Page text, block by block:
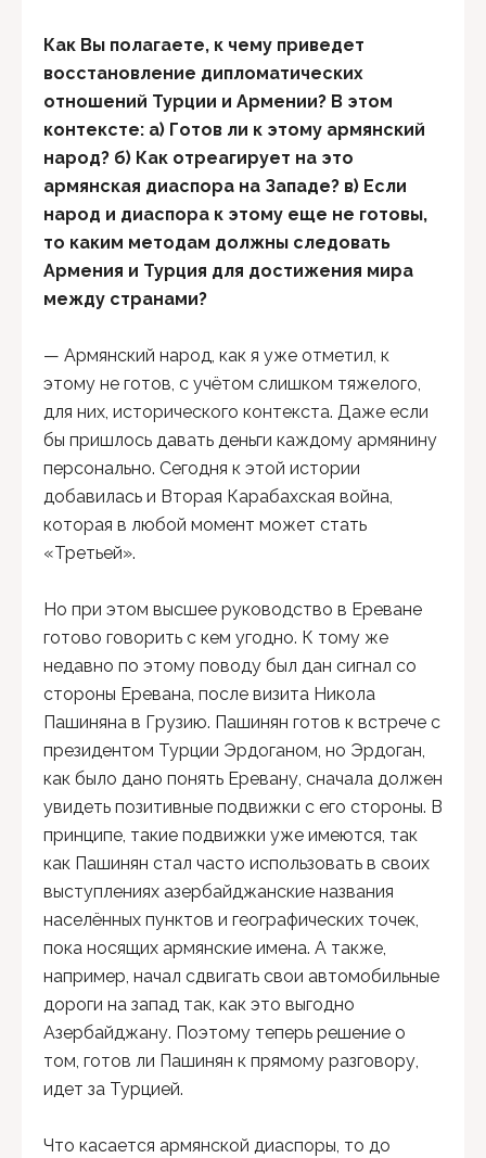
Как Вы полагаете, к чему приведет
восстановление дипломатических
отношений Турции и Армении? В этом
контексте: а) Готов ли к этому армянский
народ? б) Как отреагирует на это
армянская диаспора на Западе? в) Если
народ и диаспора к этому еще не готовы,
то каким методам должны следовать
Армения и Турция для достижения мира
между странами?
— Армянский народ, как я уже отметил, к
этому не готов, с учётом слишком тяжелого,
для них, исторического контекста. Даже если
бы пришлось давать деньги каждому армянину
персонально. Сегодня к этой истории
добавилась и Вторая Карабахская война,
которая в любой момент может стать
«Третьей».
Но при этом высшее руководство в Ереване
готово говорить с кем угодно. К тому же
недавно по этому поводу был дан сигнал со
стороны Еревана, после визита Никола
Пашиняна в Грузию. Пашинян готов к встрече с
президентом Турции Эрдоганом, но Эрдоган,
как было дано понять Еревану, сначала должен
увидеть позитивные подвижки с его стороны. В
принципе, такие подвижки уже имеются, так
как Пашинян стал часто использовать в своих
выступлениях азербайджанские названия
населённых пунктов и географических точек,
пока носящих армянские имена. А также,
например, начал сдвигать свои автомобильные
дороги на запад так, как это выгодно
Азербайджану. Поэтому теперь решение о
том, готов ли Пашинян к прямому разговору,
идет за Турцией.
Что касается армянской диаспоры, то до